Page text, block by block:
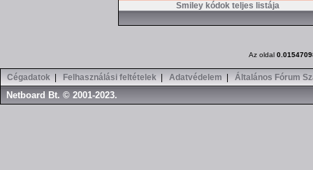
Smiley kódok teljes listája
Az oldal
Cégadatok Felhasználási feltételek Adatvédelem Általános Fórum
Netboard Bt. © 2001-2023.